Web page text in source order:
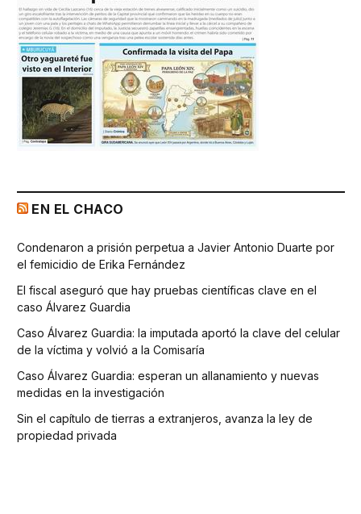
EN EL CHACO
Condenaron a prisión perpetua a Javier Antonio Duarte por
el femicidio de Erika Fernández
El fiscal aseguró que hay pruebas científicas clave en el
caso Álvarez Guardia
Caso Álvarez Guardia: la imputada aportó la clave del celular
de la víctima y volvió a la Comisaría
Caso Álvarez Guardia: esperan un allanamiento y nuevas
medidas en la investigación
Sin el capítulo de tierras a extranjeros, avanza la ley de
propiedad privada